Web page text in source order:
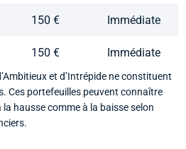
150 € Immédiate
150 € Immédiate
et d’Intrépide ne constituent
Ces portefeuilles peuvent connaître
hausse comme à la baisse selon